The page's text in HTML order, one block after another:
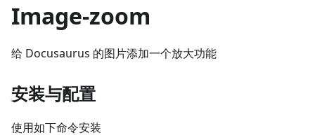
Image-zoom
给 Docusaurus 的图片添加一个放大功能
安装与配置
使用如下命令安装